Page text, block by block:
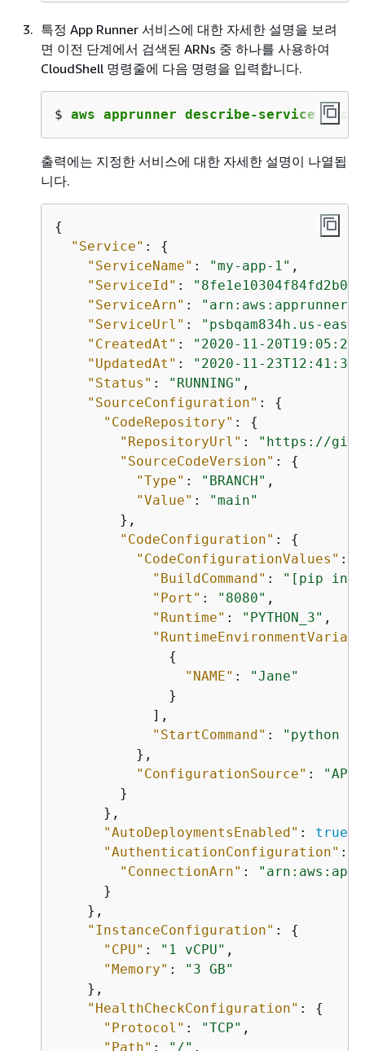
특정 App Runner 서비스에 대한 자세한 설명을 보려
면 이전 단계에서 검색된 ARNs 중 하나를 사용하여
CloudShell 명령줄에 다음 명령을 입력합니다.
$ aws apprunner describe-service --
출력에는 지정한 서비스에 대한 자세한 설명이 나열됩
니다.
{
"Service" : {
"ServiceName" : "my-app-1" ,
"ServiceId" :
"ServiceArn" :
"ServiceUrl" :
"psbqam834h.us-
"CreatedAt" :
"2020-11-
"UpdatedAt" :
"2020-11-
"Status" : "RUNNING" ,
"SourceConfiguration" : {
"CodeRepository" : {
"RepositoryUrl" :
"https://
"SourceCodeVersion" : {
"Type" : "BRANCH" ,
"Value" :
"main"
        },
"CodeConfiguration" : {
"CodeConfigurationValues" :
"BuildCommand" :
"[pip
"Port" : "8080" ,
"Runtime" : "PYTHON_3" ,
{
"NAME" :
"Jane"
              }
            ],
"StartCommand" :
"python
          },
"ConfigurationSource" :
"API"
        }
      },
"AutoDeploymentsEnabled" : true
"AuthenticationConfiguration" :
"ConnectionArn" :
      }
    },
"InstanceConfiguration" : {
"CPU" : "1 vCPU" ,
"Memory" :
"3 GB"
    },
"HealthCheckConfiguration" : {
"Protocol" : "TCP" ,
"Path" : "/" ,